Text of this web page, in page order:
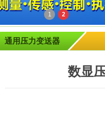
1 2
通用压力变送器
数显